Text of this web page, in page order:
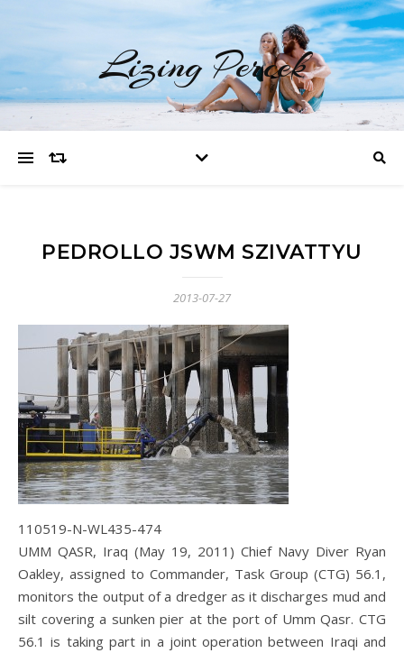
Lizing Percek
PEDROLLO JSWM SZIVATTYU
2013-07-27
110519-N-WL435-474
UMM QASR, Iraq (May 19, 2011) Chief Navy Diver Ryan
Oakley, assigned to Commander, Task Group (CTG) 56.1,
monitors the output of a dredger as it discharges mud and
silt covering a sunken pier at the port of Umm Qasr. CTG
56.1 is taking part in a joint operation between Iraqi and